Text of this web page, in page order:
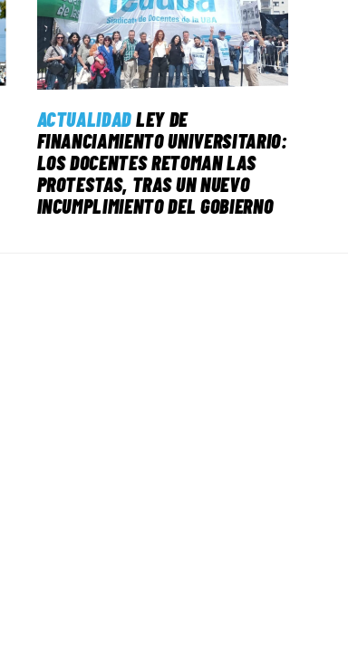
ACTUALIDADLEY DE
FINANCIAMIENTO UNIVERSITARIO:
LOS DOCENTES RETOMAN LAS
PROTESTAS, TRAS UN NUEVO
INCUMPLIMIENTO DEL GOBIERNO